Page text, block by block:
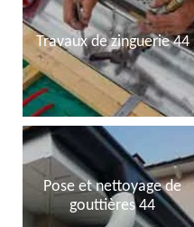
Travaux de zinguerie 44
Pose et nettoyage de
gouttières 44